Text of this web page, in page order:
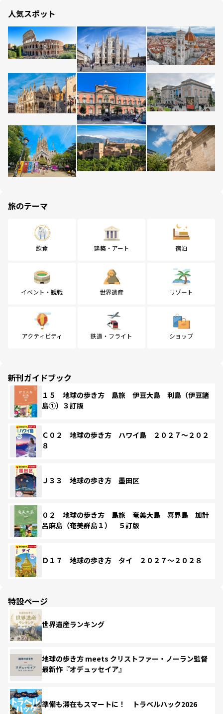
人気スポット
旅のテーマ
飲食 建築・アート 宿泊
イベント・観戦 世界遺産 リゾート
アクティビティ 鉄道・フライト ショップ
新刊ガイドブック
１５ 地球の歩き方 島旅 伊豆大島 利島（伊豆諸
島①）３訂版
Ｃ０２ 地球の歩き方 ハワイ島 ２０２７～２０２
８
Ｊ３３ 地球の歩き方 墨田区
０２ 地球の歩き方 島旅 奄美大島 喜界島 加計
呂麻島（奄美群島１） ５訂版
Ｄ１７ 地球の歩き方 タイ ２０２７～２０２８
特設ページ
世界遺産ランキング
地球の歩き方 meets クリストファー・ノーラン監督
最新作『オデュッセイア』
準備も滞在もスマートに！ トラベルハック2026